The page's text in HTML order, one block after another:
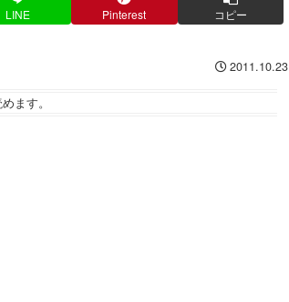
LINE Pinterest コピー
2011.10.23
ます。